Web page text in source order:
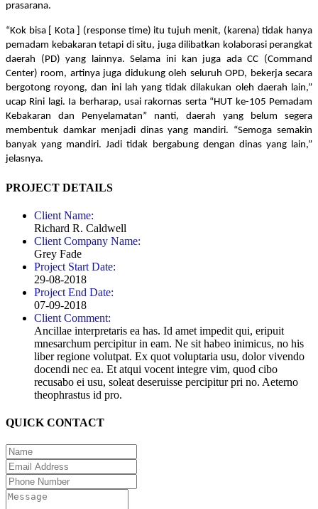
prasarana.
“Kok bisa [ Kota ] (response time) itu tujuh menit, (karena) tidak hanya
pemadam kebakaran tetapi di situ, juga dilibatkan kolaborasi perangkat
daerah (PD) yang lainnya. Selama ini kan juga ada CC (Command
Center) room, artinya juga didukung oleh seluruh OPD, bekerja secara
bergotong royong, dan ini lah yang tidak dilakukan oleh daerah lain,”
ucap Rini lagi. Ia berharap, usai rakornas serta “HUT ke-105 Pemadam
Kebakaran dan Penyelamatan” nanti, daerah yang belum segera
membentuk damkar menjadi dinas yang mandiri. “Semoga semakin
banyak yang mandiri. Jadi tidak bergabung dengan dinas yang lain,”
jelasnya.
PROJECT DETAILS
Client Name:
Richard R. Caldwell
Client Company Name:
Grey Fade
Project Start Date:
29-08-2018
Project End Date:
07-09-2018
Client Comment:
Ancillae interpretaris ea has. Id amet impedit qui, eripuit
mnesarchum percipitur in eam. Ne sit habeo inimicus, no his
liber regione volutpat. Ex quot voluptaria usu, dolor vivendo
docendi nec ea. Et atqui vocent integre vim, quod cibo
recusabo ei usu, soleat deseruisse percipitur pri no. Aeterno
theophrastus id pro.
QUICK CONTACT